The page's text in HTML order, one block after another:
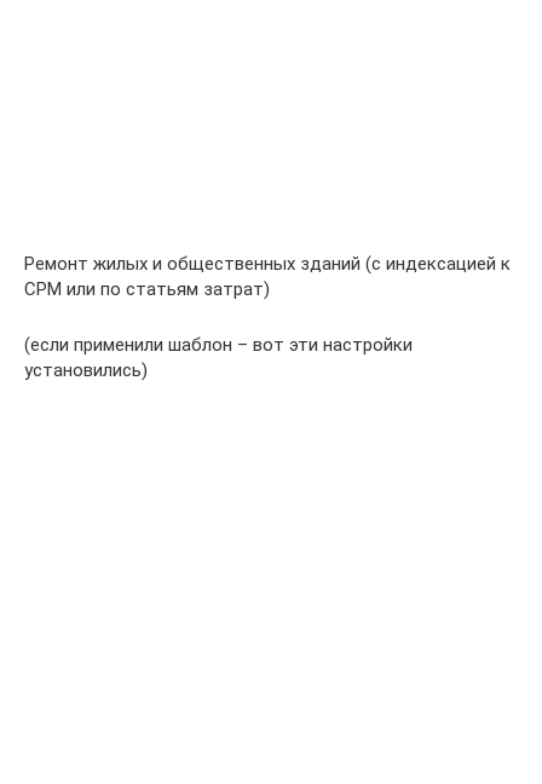
Ремонт жилых и общественных зданий (с индексацией к
СРМ или по статьям затрат)
(если применили шаблон – вот эти настройки
установились)